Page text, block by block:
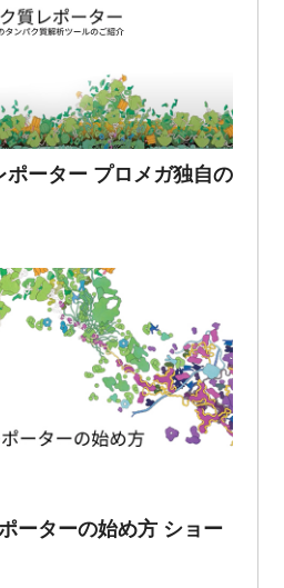
ポーター プロメガ独自の
ーターの始め方 ショー